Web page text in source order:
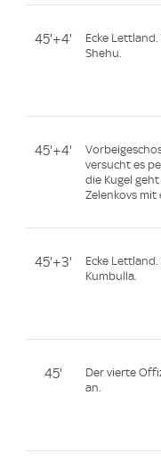
45'+4'
Ecke
Shehu.
45'+4'
versucht es
die Kugel
Zelenkovs mit
45'+3'
Ecke
Kumbulla.
45'
Der vierte
an.